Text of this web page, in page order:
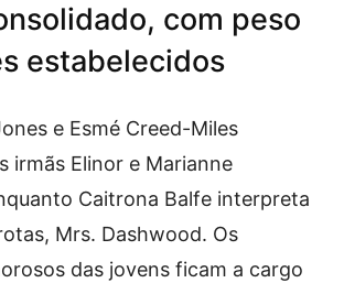
com peso
estabelecidos
e Esmé Creed-Miles
irmãs Elinor e Marianne
Caitrona Balfe interpreta
Mrs. Dashwood. Os
das jovens ficam a cargo